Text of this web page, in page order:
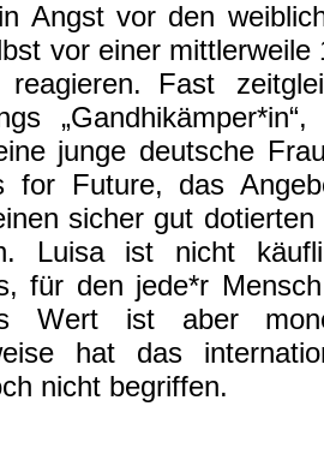
Angst vor den
vor einer
Fast
junge deutsche
for Future, das
sicher gut
Luisa ist nicht
für den jede*r
Wert ist aber
hat das
nicht begriffen.